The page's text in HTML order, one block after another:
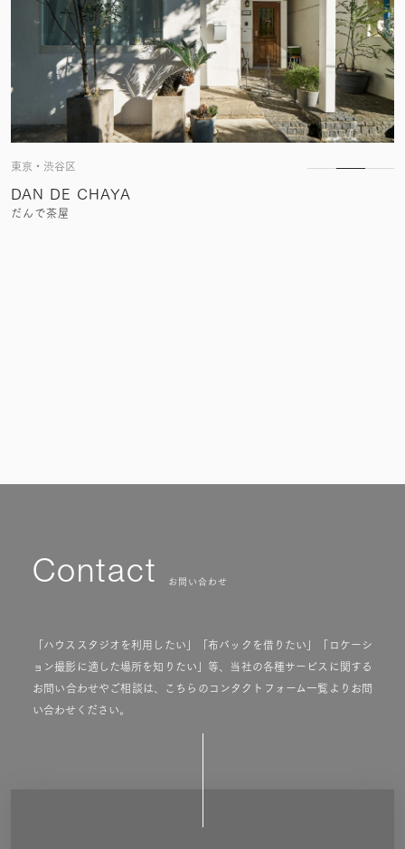
東京・渋谷区
DAN DE CHAYA
だんで茶屋
Contact お問い合わせ
「ハウススタジオを利用したい」「布バックを借りたい」「ロケーシ
ョン撮影に適した場所を知りたい」等、当社の各種サービスに関する
お問い合わせやご相談は、こちらのコンタクトフォーム一覧よりお問
い合わせください。